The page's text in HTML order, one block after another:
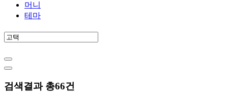
머니
테마
검색결과 총66건